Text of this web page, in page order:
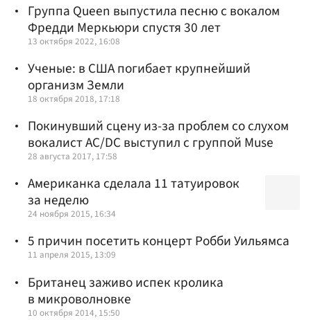
Группа Queen выпустила песню с вокалом
Фредди Меркьюри спустя 30 лет
13 октября 2022, 16:08
Ученые: в США погибает крупнейший
организм Земли
18 октября 2018, 17:18
Покинувший сцену из-за проблем со слухом
вокалист AC/DC выступил с группой Muse
28 августа 2017, 17:58
Американка сделала 11 татуировок
за неделю
24 ноября 2015, 16:34
5 причин посетить концерт Робби Уильямса
11 апреля 2015, 13:09
Британец заживо испек кролика
в микроволновке
10 октября 2014, 15:50